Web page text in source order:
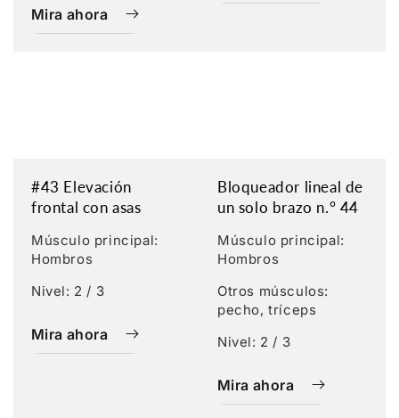
Mira ahora
#43 Elevación
frontal con asas
Músculo principal:
Hombros
Nivel: 2 / 3
Mira ahora
Bloqueador lineal de
un solo brazo n.° 44
Músculo principal:
Hombros
Otros músculos:
pecho, tríceps
Nivel: 2 / 3
Mira ahora